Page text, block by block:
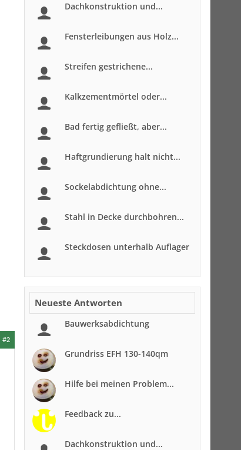
#2
Dachkonstruktion und...
Fensterleibungen aus Holz...
Streifen gestrichene...
Kalkzementmörtel oder...
Bad fertig gefließt, aber...
Haftgrundierung halt nicht...
Sockelabdichtung ohne...
Stahl in Decke durchbohren...
Steckdosen unterhalb Auflager
Neueste Antworten
Bauwerksabdichtung
Grundriss EFH 130-140qm
Hilfe bei meinen Problem...
Feedback zu...
Dachkonstruktion und...